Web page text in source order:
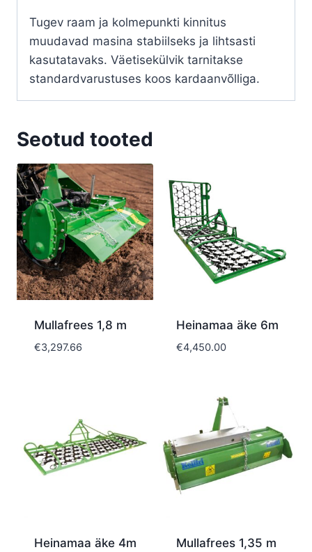
Tugev raam ja kolmepunkti kinnitus
muudavad masina stabiilseks ja lihtsasti
kasutatavaks. Väetisekülvik tarnitakse
standardvarustuses koos kardaanvõlliga.
Seotud tooted
Mullafrees 1,8 m
€3,297.66
Heinamaa äke 6m
€4,450.00
Heinamaa äke 4m Mullafrees 1,35 m